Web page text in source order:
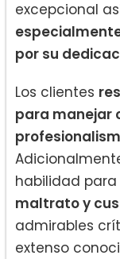
excepcional
por su
Los clientes
para manejar
habilidad
maltrato y
admirables
extenso